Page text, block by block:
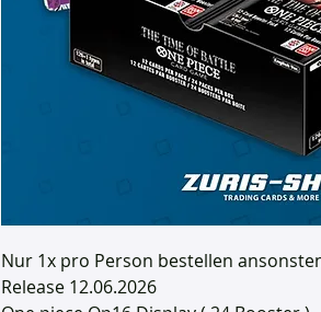
Nur 1x pro Person bestellen
Release 12.06.2026